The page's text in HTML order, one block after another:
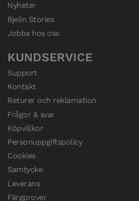
Nyheter
Bjelin Stories
Jobba hos oss
KUNDSERVICE
Support
Kontakt
Returer och reklamation
Frågor & svar
Köpvillkor
Personuppgiftspolicy
Cookies
Samtycke
Leverans
Färgprover